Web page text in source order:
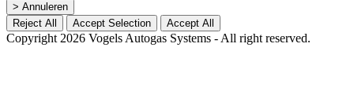
> Annuleren
Reject All
Accept Selection Accept All
Copyright 2026 Vogels Autogas Systems - All right reserved.